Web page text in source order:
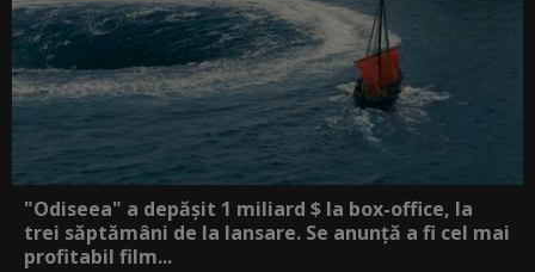
"Odiseea" a depășit 1 miliard $ la box-office, la
trei săptămâni de la lansare. Se anunță a fi cel mai
profitabil film...